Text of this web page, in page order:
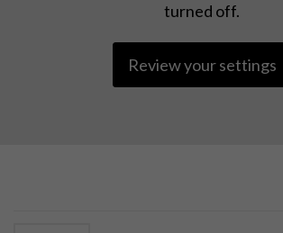
turned off.
Review your settings